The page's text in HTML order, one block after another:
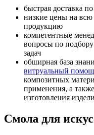
быстрая доставка
низкие цены на всю
продукцию
компетентные
вопросы по
задач
обширная база
витруальный
композитных
применения, а
изготовления
Смола для